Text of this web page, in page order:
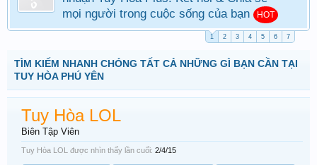
mọi người trong cuộc sống của bạn
HOT
1 2 3 4 5 6 7
TÌM KIẾM NHANH CHÓNG TẤT CẢ NHỮNG GÌ BẠN CẦN TẠI
TUY HÒA PHÚ YÊN
Tuy Hòa LOL
Biên Tập Viên
Tuy Hòa LOL được nhìn thấy lần cuối: 2/4/15